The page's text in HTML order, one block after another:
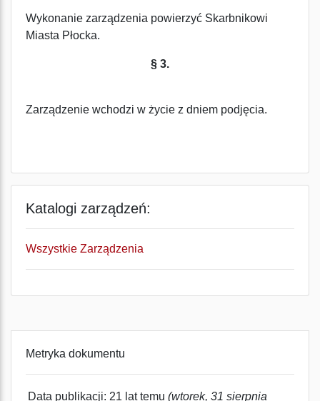
Wykonanie zarządzenia powierzyć Skarbnikowi
Miasta Płocka.
§ 3.
Zarządzenie wchodzi w życie z dniem podjęcia.
Katalogi zarządzeń:
Wszystkie Zarządzenia
Metryka dokumentu
Data publikacji: 21 lat temu (wtorek, 31 sierpnia